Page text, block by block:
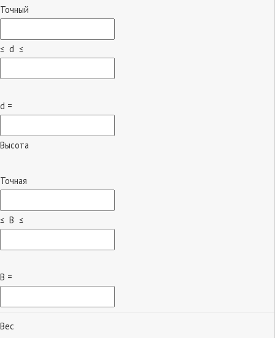
Точный
≤ d ≤
d =
Высота
Точная
≤ B ≤
B =
Вес